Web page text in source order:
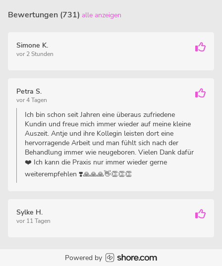
Bewertungen (731) alle anzeigen
Simone K.
vor 2 Stunden
Petra S.
vor 4 Tagen
Ich bin schon seit Jahren eine überaus zufriedene
Kundin und freue mich immer wieder auf meine kleine
Auszeit. Antje und ihre Kollegin leisten dort eine
hervorragende Arbeit und man fühlt sich nach der
Behandlung immer wie neugeboren. Vielen Dank dafür
❤️ Ich kann die Praxis nur immer wieder gerne
weiterempfehlen ❣️🙏🙏🙏👋👏👏👏
Sylke H.
vor 11 Tagen
Powered by